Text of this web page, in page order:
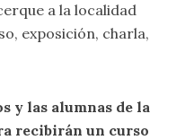
a la localidad
exposición, charla,
y las alumnas de la
recibirán un curso